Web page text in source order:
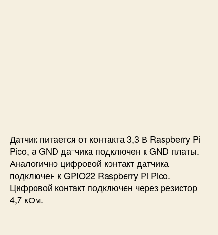
Датчик питается от контакта 3,3 В Raspberry Pi
Pico, а GND датчика подключен к GND платы.
Аналогично цифровой контакт датчика
подключен к GPIO22 Raspberry Pi Pico.
Цифровой контакт подключен через резистор
4,7 кОм.